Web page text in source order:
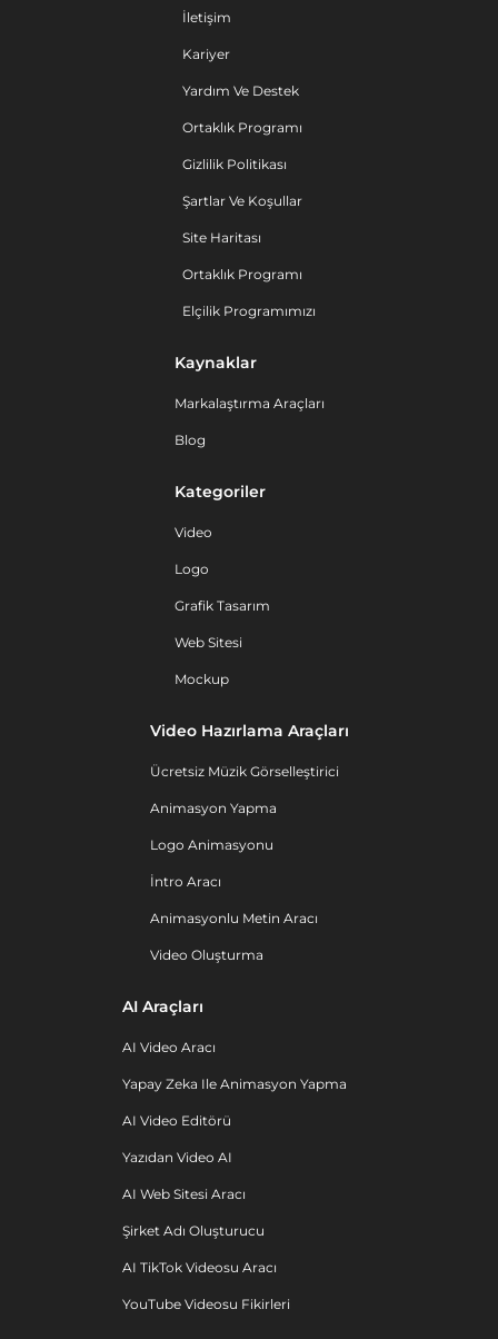
İletişim
Kariyer
Yardım Ve Destek
Ortaklık Programı
Gizlilik Politikası
Şartlar Ve Koşullar
Site Haritası
Ortaklık Programı
Elçilik Programımızı
Kaynaklar
Markalaştırma Araçları
Blog
Kategoriler
Video
Logo
Grafik Tasarım
Web Sitesi
Mockup
Video Hazırlama Araçları
Ücretsiz Müzik Görselleştirici
Animasyon Yapma
Logo Animasyonu
İntro Aracı
Animasyonlu Metin Aracı
Video Oluşturma
AI Araçları
AI Video Aracı
Yapay Zeka Ile Animasyon Yapma
AI Video Editörü
Yazıdan Video AI
AI Web Sitesi Aracı
Şirket Adı Oluşturucu
AI TikTok Videosu Aracı
YouTube Videosu Fikirleri